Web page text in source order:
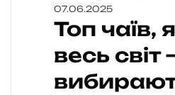
07.06.2025
Топ чаїв,
весь